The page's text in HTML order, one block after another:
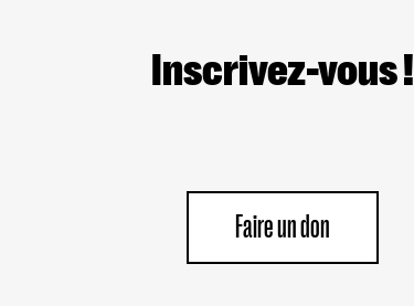
Inscrivez-vous !
Faire un don